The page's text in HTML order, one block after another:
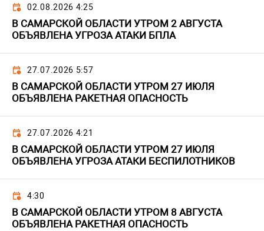
02.08.2026 4:25
В САМАРСКОЙ ОБЛАСТИ УТРОМ 2 АВГУСТА
ОБЪЯВЛЕНА УГРОЗА АТАКИ БПЛА
27.07.2026 5:57
В САМАРСКОЙ ОБЛАСТИ УТРОМ 27 ИЮЛЯ
ОБЪЯВЛЕНА РАКЕТНАЯ ОПАСНОСТЬ
27.07.2026 4:21
В САМАРСКОЙ ОБЛАСТИ УТРОМ 27 ИЮЛЯ
ОБЪЯВЛЕНА УГРОЗА АТАКИ БЕСПИЛОТНИКОВ
4:30
В САМАРСКОЙ ОБЛАСТИ УТРОМ 8 АВГУСТА
ОБЪЯВЛЕНА РАКЕТНАЯ ОПАСНОСТЬ